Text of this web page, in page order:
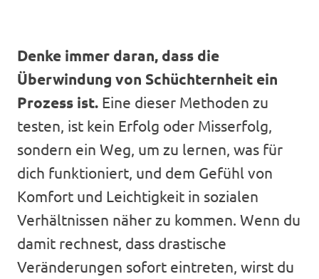
Denke immer daran, dass die
Überwindung von Schüchternheit ein
Prozess ist. Eine dieser Methoden zu
testen, ist kein Erfolg oder Misserfolg,
sondern ein Weg, um zu lernen, was für
dich funktioniert, und dem Gefühl von
Komfort und Leichtigkeit in sozialen
Verhältnissen näher zu kommen. Wenn du
damit rechnest, dass drastische
Veränderungen sofort eintreten, wirst du